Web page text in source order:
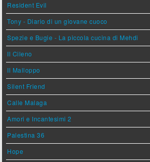
Resident Evil
Tony - Diario di un giovane cuoco
Spezie e Bugie - La piccola cucina di Mehdi
Il Cileno
Il Malloppo
Silent Friend
Calle Malaga
Amori e Incantesimi 2
Palestina 36
Hope